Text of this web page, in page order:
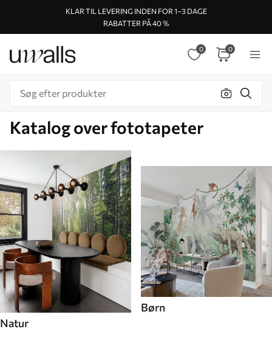
KLAR TIL LEVERING INDEN FOR 1–3 DAGE
RABATTER PÅ 40 %
0 0
Katalog over fototapeter
Natur
Børn